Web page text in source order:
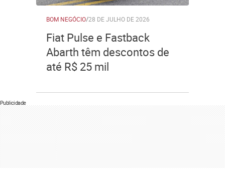
BOM NEGÓCIO/28 DE JULHO DE 2026
Fiat Pulse e Fastback
Abarth têm descontos de
até R$ 25 mil
Publicidade